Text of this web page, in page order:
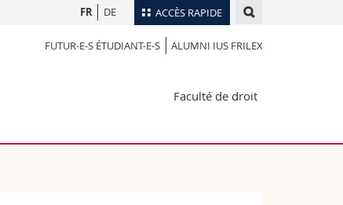
ACCÈS RAPIDE
Annuaire du personnel
Programme des cours
FR DE
FUTUR-E-S ÉTUDIANT-E-S ALUMNI IUS FRILEX
Faculté de droit